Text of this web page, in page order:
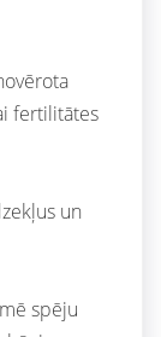
fertilitātes
un
spēju